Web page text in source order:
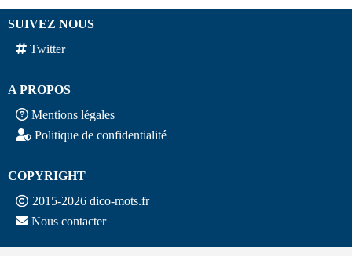
SUIVEZ NOUS
Twitter
A PROPOS
Mentions légales
Politique de confidentialité
COPYRIGHT
2015-2026 dico-mots.fr
Nous contacter